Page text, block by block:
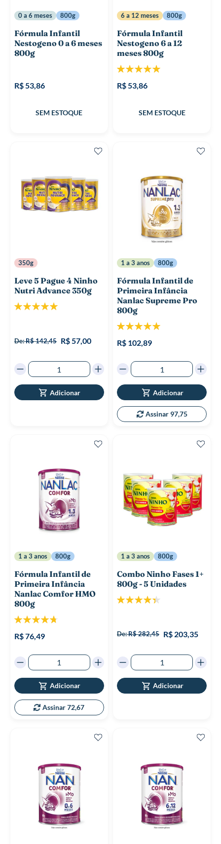
0 a 6 meses 800g
Fórmula Infantil
Nestogeno 0 a 6 meses
800g
R$ 53,86
6 a 12 meses 800g
Fórmula Infantil
Nestogeno 6 a 12
meses 800g
Classificação:
R$ 53,86
350g
Leve 5 Pague 4 Ninho
Nutri Advance 350g
Classificação:
De:R$ 142,45 R$ 57,00
Adicionar
1 a 3 anos 800g
Fórmula Infantil de
Primeira Infância
Nanlac Supreme Pro
800g
Classificação:
R$ 102,89
Adicionar
Assinar 97,75
1 a 3 anos 800g
Fórmula Infantil de
Primeira Infância
Nanlac Comfor HMO
800g
Classificação:
R$ 76,49
Adicionar
Assinar 72,67
1 a 3 anos 800g
Combo Ninho Fases 1+
800g - 5 Unidades
Classificação:
De:R$ 282,45 R$ 203,35
Adicionar